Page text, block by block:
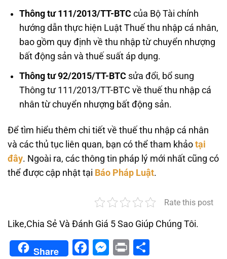
Thông tư 111/2013/TT-BTCcủa Bộ Tài chính
hướng dẫn thực hiện Luật Thuế thu nhập cá nhân,
bao gồm quy định về thu nhập từ chuyển nhượng
bất động sản và thuế suất áp dụng.
Thông tư 92/2015/TT-BTCsửa đổi, bổ sung
Thông tư 111/2013/TT-BTC về thuế thu nhập cá
nhân từ chuyển nhượng bất động sản.
Để tìm hiểu thêm chi tiết về thuế thu nhập cá nhân
và các thủ tục liên quan, bạn có thể tham khảo tại
đây. Ngoài ra, các thông tin pháp lý mới nhất cũng có
thể được cập nhật tại Báo Pháp Luật.
Rate this post
Like,Chia Sẻ Và Đánh Giá 5 Sao Giúp Chúng Tôi.
Share Facebook
Messenger
Print